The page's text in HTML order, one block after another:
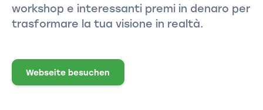
workshop e interessanti premi in denaro per
trasformare la tua visione in realtà.
Webseite besuchen